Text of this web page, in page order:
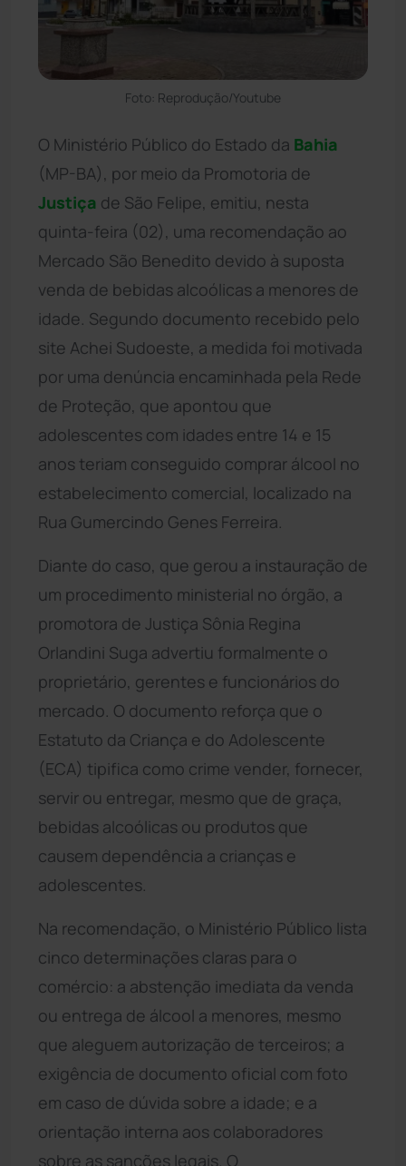
Foto: Reprodução/Youtube
O Ministério Público do Estado da Bahia
(MP-BA), por meio da Promotoria de
Justiça de São Felipe, emitiu, nesta
quinta-feira (02), uma recomendação ao
Mercado São Benedito devido à suposta
venda de bebidas alcoólicas a menores de
idade. Segundo documento recebido pelo
site Achei Sudoeste, a medida foi motivada
por uma denúncia encaminhada pela Rede
de Proteção, que apontou que
adolescentes com idades entre 14 e 15
anos teriam conseguido comprar álcool no
estabelecimento comercial, localizado na
Rua Gumercindo Genes Ferreira.
Diante do caso, que gerou a instauração de
um procedimento ministerial no órgão, a
promotora de Justiça Sônia Regina
Orlandini Suga advertiu formalmente o
proprietário, gerentes e funcionários do
mercado. O documento reforça que o
Estatuto da Criança e do Adolescente
(ECA) tipifica como crime vender, fornecer,
servir ou entregar, mesmo que de graça,
bebidas alcoólicas ou produtos que
causem dependência a crianças e
adolescentes.
Na recomendação, o Ministério Público lista
cinco determinações claras para o
comércio: a abstenção imediata da venda
ou entrega de álcool a menores, mesmo
que aleguem autorização de terceiros; a
exigência de documento oficial com foto
em caso de dúvida sobre a idade; e a
orientação interna aos colaboradores
sobre as sanções legais. O